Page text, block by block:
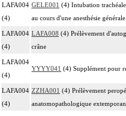
LAFA004
(4)
GELE001 (4) Intubation
au cours d'une anesthésie générale
LAFA004
(4)
LAFA008 (4) Prélèvement
crâne
LAFA004
(4)
YYYY041 (4) Supplément pour
LAFA004
(4)
ZZHA001 (4) Prélèvement
anatomopathologique